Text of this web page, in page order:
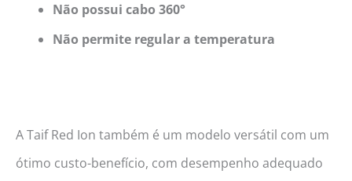
Não possui cabo 360°
Não permite regular a temperatura
A Taif Red Ion também é um modelo versátil com um
ótimo custo-benefício, com desempenho adequado